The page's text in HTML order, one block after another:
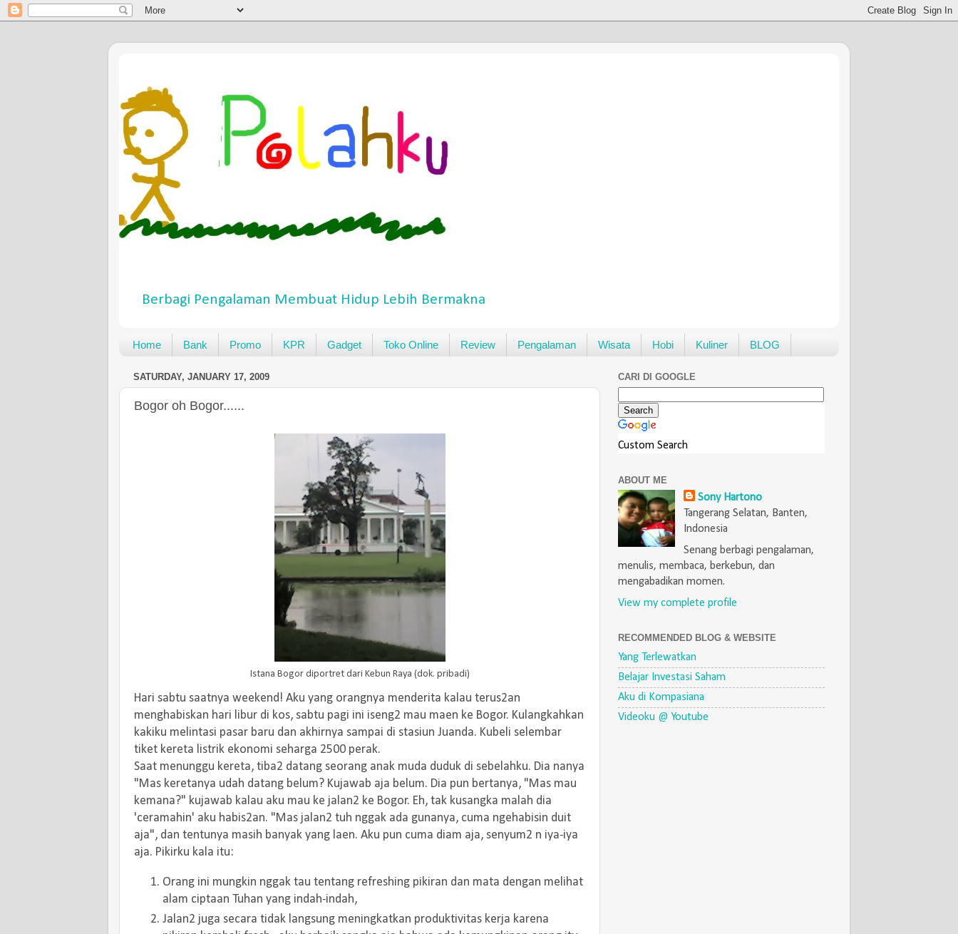
Berbagi Pengalaman Membuat Hidup Lebih Bermakna
Home Bank Promo KPR Gadget Toko Online Review Pengalaman Wisata Hobi Kuliner BLOG
SATURDAY, JANUARY 17, 2009
Bogor oh Bogor......
Istana Bogor diportret dari Kebun Raya (dok. pribadi)
Hari sabtu saatnya weekend! Aku yang orangnya menderita kalau terus2an
menghabiskan hari libur di kos, sabtu pagi ini iseng2 mau maen ke Bogor. Kulangkahkan
kakiku melintasi pasar baru dan akhirnya sampai di stasiun Juanda. Kubeli selembar
tiket kereta listrik ekonomi seharga 2500 perak.
Saat menunggu kereta, tiba2 datang seorang anak muda duduk di sebelahku. Dia nanya
"Mas keretanya udah datang belum? Kujawab aja belum. Dia pun bertanya, "Mas mau
kemana?" kujawab kalau aku mau ke jalan2 ke Bogor. Eh, tak kusangka malah dia
'ceramahin' aku habis2an. "Mas jalan2 tuh nggak ada gunanya, cuma ngehabisin duit
aja", dan tentunya masih banyak yang laen. Aku pun cuma diam aja, senyum2 n iya-iya
aja. Pikirku kala itu:
Orang ini mungkin nggak tau tentang refreshing pikiran dan mata dengan melihat
alam ciptaan Tuhan yang indah-indah,
Jalan2 juga secara tidak langsung meningkatkan produktivitas kerja karena
CARI DI GOOGLE
Custom Search
ABOUT ME
Sony Hartono
Tangerang Selatan, Banten,
Indonesia
Senang berbagi pengalaman,
menulis, membaca, berkebun, dan
mengabadikan momen.
View my complete profile
RECOMMENDED BLOG & WEBSITE
Yang Terlewatkan
Belajar Investasi Saham
Aku di Kompasiana
Videoku @ Youtube